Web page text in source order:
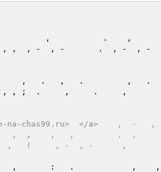
,           .    ,
,  , -  , -       .  , -  , -
,   .   ,   .         ,   .
, ;  .     ,     .     ,
na-chas99.ru>  </a>
,  ,    ,   ,         .  ,
,   !     , -  , -      ,
.    ,       :   .